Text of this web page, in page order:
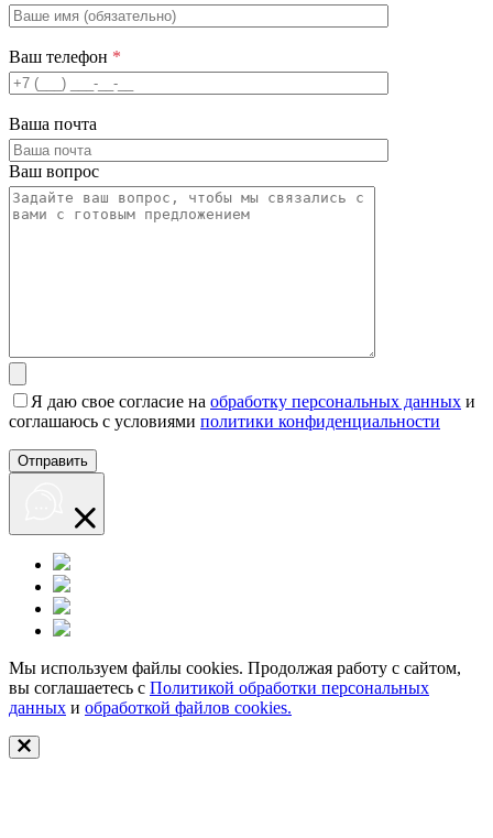
Ваш телефон *
Ваша почта
Ваш вопрос
Я даю свое согласие на обработку персональных данных и
соглашаюсь с условиями политики конфиденциальности
Мы используем файлы cookies. Продолжая работу с сайтом,
вы соглашаетесь с Политикой обработки персональных
данных и обработкой файлов cookies.